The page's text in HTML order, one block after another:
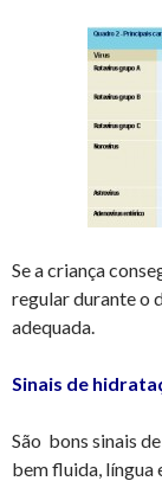
Se a criança
regular durante o
adequada.
Sinais de
São bons sinais
bem fluida, língua